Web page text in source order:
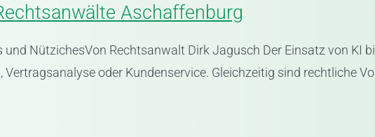
Aschaffenburg
NützichesVon Rechtsanwalt Dirk Jagusch Der Einsatz von KI
oder Kundenservice. Gleichzeitig sind rechtliche